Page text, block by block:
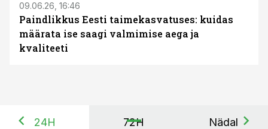
09.06.26, 16:46
Paindlikkus Eesti taimekasvatuses: kuidas
määrata ise saagi valmimise aega ja
kvaliteeti
24H 72H Nädal